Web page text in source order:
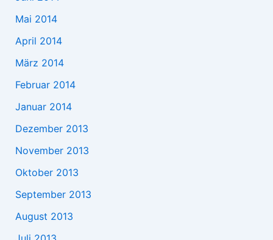
Mai 2014
April 2014
März 2014
Februar 2014
Januar 2014
Dezember 2013
November 2013
Oktober 2013
September 2013
August 2013